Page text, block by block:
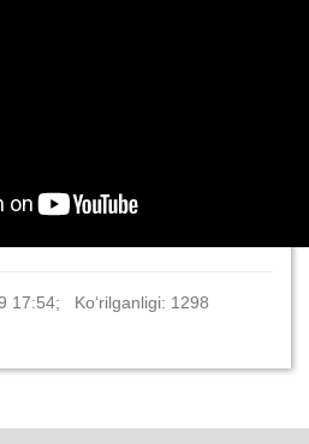
17:54; Ko‘rilganligi: 1298